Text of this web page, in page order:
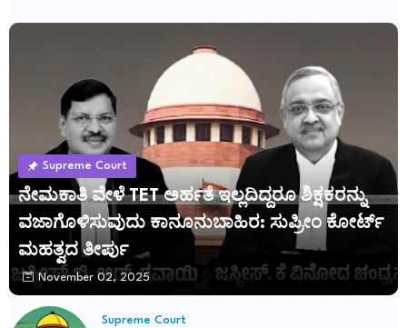
Supreme Court
ನೇಮಕಾತಿ ವೇಳೆ TET ಅರ್ಹತೆ ಇಲ್ಲದಿದ್ದರೂ ಶಿಕ್ಷಕರನ್ನು
ವಜಾಗೊಳಿಸುವುದು ಕಾನೂನುಬಾಹಿರ: ಸುಪ್ರೀಂ ಕೋರ್ಟ್
ಮಹತ್ವದ ತೀರ್ಪು
November 02, 2025
Supreme Court